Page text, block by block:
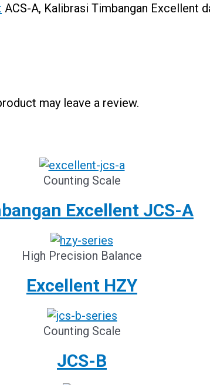
ACS-A, Kalibrasi Timbangan Excellent
may leave a review.
Counting Scale
Excellent JCS-A
High Precision Balance
Excellent HZY
Counting Scale
JCS-B